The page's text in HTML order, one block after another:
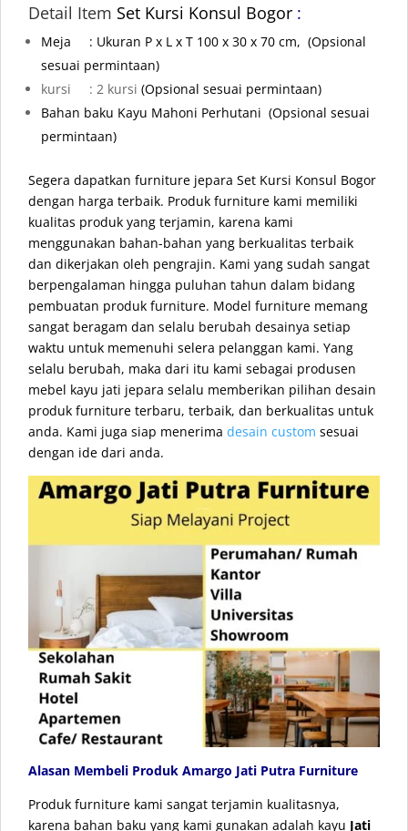
Detail Item Set Kursi Konsul Bogor :
Meja
: Ukuran P x L x T 100 x 30 x 70 cm, (Opsional
sesuai permintaan)
kursi : 2 kursi (Opsional sesuai permintaan)
Bahan baku Kayu Mahoni Perhutani (Opsional sesuai
permintaan)
Segera dapatkan furniture jepara Set Kursi Konsul Bogor
dengan harga terbaik. Produk furniture kami memiliki
kualitas produk yang terjamin, karena kami
menggunakan bahan-bahan yang berkualitas terbaik
dan dikerjakan oleh pengrajin. Kami yang sudah sangat
berpengalaman hingga puluhan tahun dalam bidang
pembuatan produk furniture. Model furniture memang
sangat beragam dan selalu berubah desainya setiap
waktu untuk memenuhi selera pelanggan kami. Yang
selalu berubah, maka dari itu kami sebagai produsen
mebel kayu jati jepara selalu memberikan pilihan desain
produk furniture terbaru, terbaik, dan berkualitas untuk
anda. Kami juga siap menerima desain custom sesuai
dengan ide dari anda.
Alasan Membeli Produk Amargo Jati Putra Furniture
Produk furniture kami sangat terjamin kualitasnya,
karena bahan baku yang kami gunakan adalah kayu Jati